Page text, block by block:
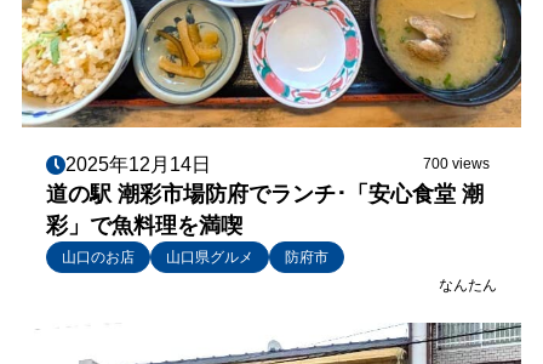
2025年12月14日 700 views
道の駅 潮彩市場防府でランチ･「安心食堂 潮
彩」で魚料理を満喫
山口のお店 山口県グルメ
防府市
なんたん